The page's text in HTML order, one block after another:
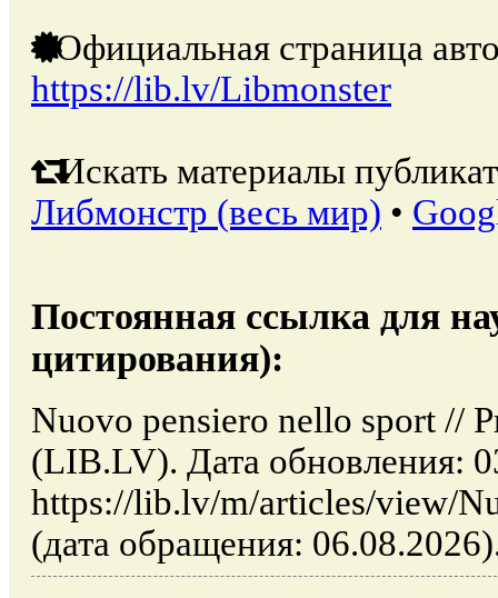
Официальная страница
https://lib.lv/Libmonster
Искать материалы
Либмонстр (весь мир) •
Постоянная ссылка для
цитирования):
Nuovo pensiero nello sport //
(LIB.LV). Дата обновления:
https://lib.lv/m/articles/view/
(дата обращения: